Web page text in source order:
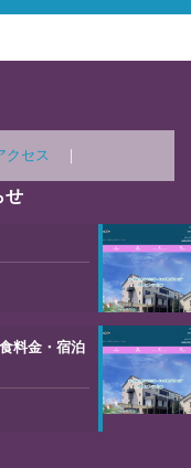
クセス
せ
料金・宿泊